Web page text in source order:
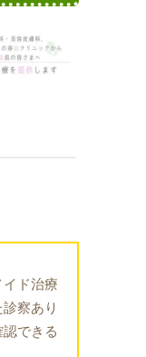
イド治療
察あり
認できる